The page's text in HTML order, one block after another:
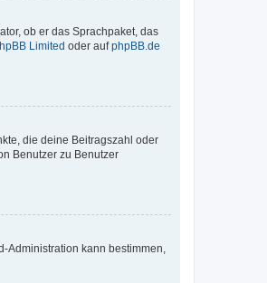
ob er das Sprachpaket, das
Limited oder aufphpBB.de
die deine Beitragszahl oder
Benutzer zu Benutzer
Administration kann bestimmen,